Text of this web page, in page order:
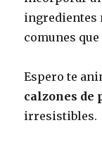
ingredientes
comunes
Espero te
calzones de
irresistibles.